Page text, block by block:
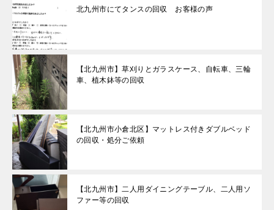
北九州市にてタンスの回収 お客様の声
【北九州市】草刈りとガラスケース、自転車、三輪
車、植木鉢等の回収
【北九州市小倉北区】マットレス付きダブルベッド
の回収・処分ご依頼
【北九州市】二人用ダイニングテーブル、二人用ソ
ファー等の回収